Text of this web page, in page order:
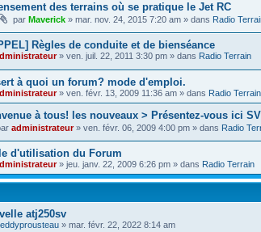
des terrains où se pratique le Jet RC
par Maverick » mar. nov. 24, 2015 7:20 am » dans Radio
Règles de conduite et de bienséance
» ven. juil. 22, 2011 3:30 pm » dans Radio Terrain
à quoi un forum? mode d'emploi.
» ven. févr. 13, 2009 11:36 am » dans Radio Terrain
à tous! les nouveaux > Présentez-vous ici
administrateur» ven. févr. 06, 2009 4:00 pm » dans Radio
d'utilisation du Forum
» jeu. janv. 22, 2009 6:26 pm » dans Radio Terrain
atj250sv
» mar. févr. 22, 2022 8:14 am